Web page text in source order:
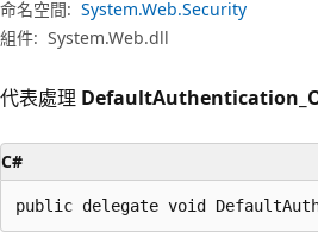
命名空間: System.Web.Security
組件: System.Web.dll
代表處理
C#
public delegate void